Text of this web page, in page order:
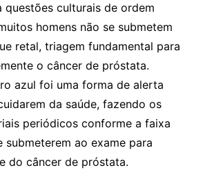
questões culturais de ordem
homens não se submetem
retal, triagem fundamental para
o câncer de próstata.
azul foi uma forma de alerta
da saúde, fazendo os
periódicos conforme a faixa
submeterem ao exame para
do câncer de próstata.